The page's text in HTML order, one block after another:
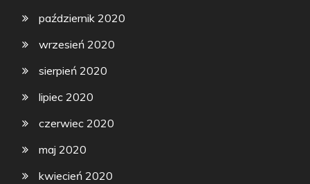
październik 2020
wrzesień 2020
sierpień 2020
lipiec 2020
czerwiec 2020
maj 2020
kwiecień 2020